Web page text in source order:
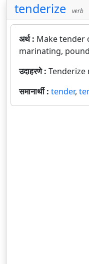
tenderize verb
अर्थ : Make tender
marinating,
उदाहरणे : Tenderize
समानार्थी : tender,